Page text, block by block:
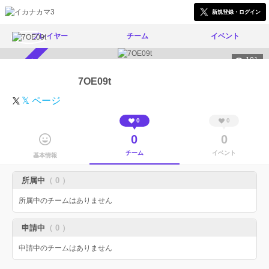
新規登録・ログイン
プレイヤー チーム イベント
191
7OE09t
𝕏 ページ
基本情報
0
0
チーム
0
0
イベント
所属中 （ 0 ）
所属中のチームはありません
申請中 （ 0 ）
申請中のチームはありません